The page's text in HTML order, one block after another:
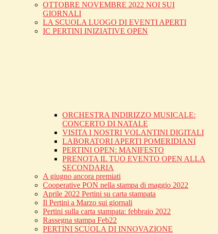
OTTOBRE NOVEMBRE 2022 NOI SUI
GIORNALI
LA SCUOLA LUOGO DI EVENTI APERTI
IC PERTINI INIZIATIVE OPEN
ORCHESTRA INDIRIZZO MUSICALE:
CONCERTO DI NATALE
VISITA I NOSTRI VOLANTINI DIGITALI
LABORATORI APERTI POMERIDIANI
PERTINI OPEN: MANIFESTO
PRENOTA IL TUO EVENTO OPEN ALLA
SECONDARIA
A giugno ancora premiati
Cooperative PON nella stampa di maggio 2022
Aprile 2022 Pertini su carta stampata
Il Pertini a Marzo sui giornali
Pertini sulla carta stampata: febbraio 2022
Rassegna stampa Feb22
PERTINI SCUOLA DI INNOVAZIONE